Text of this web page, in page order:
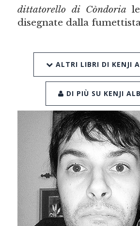
dittatorello di Còndoria
disegnate dalla
ALTRI LIBRI DI KENJI
DI PIÙ SU KENJI